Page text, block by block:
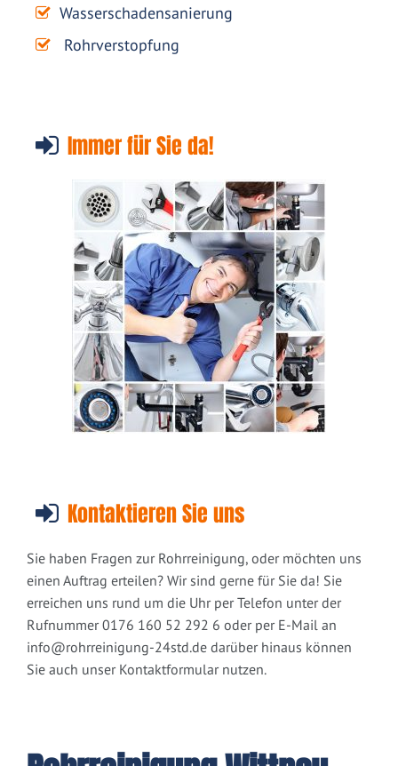
Wasserschadensanierung
Rohrverstopfung
Immer für Sie da!
Kontaktieren Sie uns
Sie haben Fragen zur Rohrreinigung, oder möchten uns
einen Auftrag erteilen? Wir sind gerne für Sie da! Sie
erreichen uns rund um die Uhr per Telefon unter der
Rufnummer 0176 160 52 292 6 oder per E-Mail an
info@rohrreinigung-24std.de darüber hinaus können
Sie auch unser Kontaktformular nutzen.